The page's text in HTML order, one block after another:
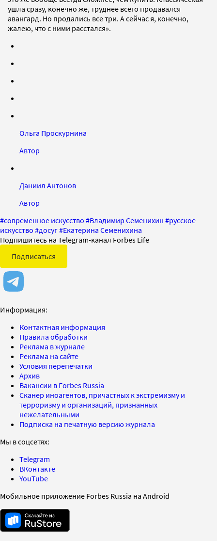
ушла сразу, конечно же, труднее всего продавался
авангард. Но продались все три. А сейчас я, конечно,
жалею, что с ними расстался».
Ольга Проскурнина
Автор
Даниил Антонов
Автор
#современное искусство #Владимир Семенихин #русское
искусство #досуг#Екатерина Семенихина
Подпишитесь на Telegram-канал Forbes Life
Подписаться
Информация:
Контактная информация
Правила обработки
Реклама в журнале
Реклама на сайте
Условия перепечатки
Архив
Вакансии в Forbes Russia
Сканер иноагентов, причастных к экстремизму и
терроризму и организаций, признанных
нежелательными
Подписка на печатную версию журнала
Мы в соцсетях:
Telegram
ВКонтакте
YouTube
Мобильное приложение Forbes Russia на Android